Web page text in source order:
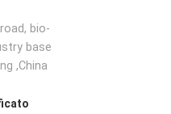
bio-
base
,China